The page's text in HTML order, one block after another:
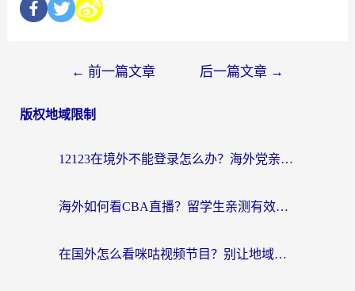
← 前一篇文章 后一篇文章 →
版权地域限制
12123在境外不能登录怎么办？海外党亲测有效的回国加速方案
海外如何看CBA直播？留学生亲测有效的体育赛事观看指南
在国外怎么看咪咕视频节目？别让地域限制挡住你的追剧自由